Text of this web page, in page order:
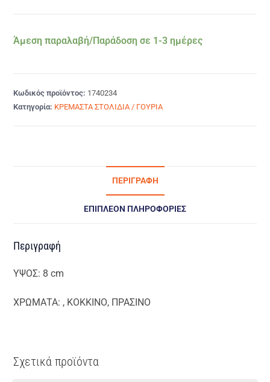
Άμεση παραλαβή/Παράδοση σε 1-3 ημέρες
Κωδικός προϊόντος: 1740234
Κατηγορία: ΚΡΕΜΑΣΤΑ ΣΤΟΛΙΔΙΑ / ΓΟΥΡΙΑ
ΠΕΡΙΓΡΑΦΉ
ΕΠΙΠΛΈΟΝ ΠΛΗΡΟΦΟΡΊΕΣ
Περιγραφή
ΥΨΟΣ: 8 cm
ΧΡΩΜΑΤΑ: , ΚΟΚΚΙΝΟ, ΠΡΑΣΙΝΟ
Σχετικά προϊόντα